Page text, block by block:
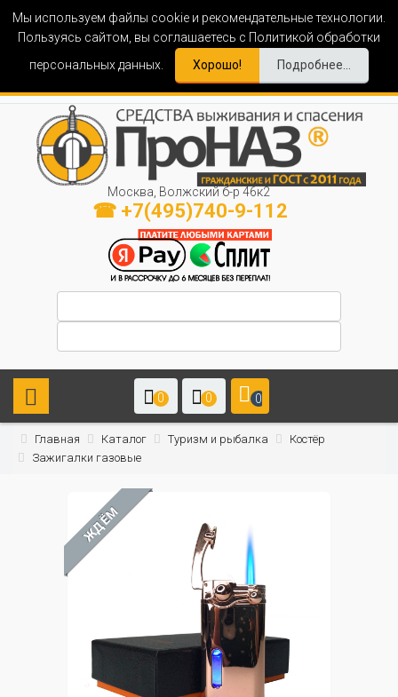
Мы используем файлы cookie и рекомендательные технологии.
Пользуясь сайтом, вы соглашаетесь с Политикой обработки
персональных данных.
Хорошо! Подробнее...
Москва, Волжский б-р 46к2
☎ +7(495)740-9-112
0 0 0
Главная Каталог Туризм и рыбалка
Костёр
Зажигалки газовые
ЖДЁМ